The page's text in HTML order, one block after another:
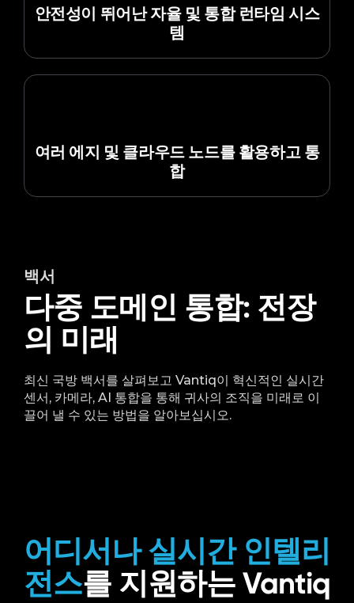
안전성이 뛰어난 자율 및 통합 런타임 시스
템
여러 에지 및 클라우드 노드를 활용하고 통
합
백서
다중 도메인 통합: 전장
의 미래
최신 국방 백서를 살펴보고 Vantiq이 혁신적인 실시간
센서, 카메라, AI 통합을 통해 귀사의 조직을 미래로 이
끌어 낼 수 있는 방법을 알아보십시오.
어디서나 실시간 인텔리
전스를 지원하는 Vantiq